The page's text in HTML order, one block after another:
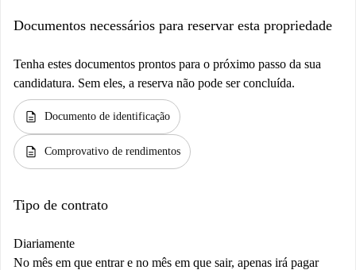
Documentos necessários para reservar esta propriedade
Tenha estes documentos prontos para o próximo passo da sua
candidatura. Sem eles, a reserva não pode ser concluída.
description Documento de identificação
description Comprovativo de rendimentos
Tipo de contrato
Diariamente
No mês em que entrar e no mês em que sair, apenas irá pagar